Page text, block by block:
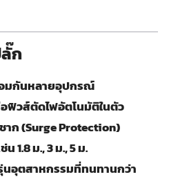
ก
มกันหลายอุปกรณ์
ฟิวส์ตัดไฟอัตโนมัติในตัว
าก (Surge Protection)
1.8 ม., 3 ม., 5 ม.
นอุตสาหกรรมที่ทนทานกว่า